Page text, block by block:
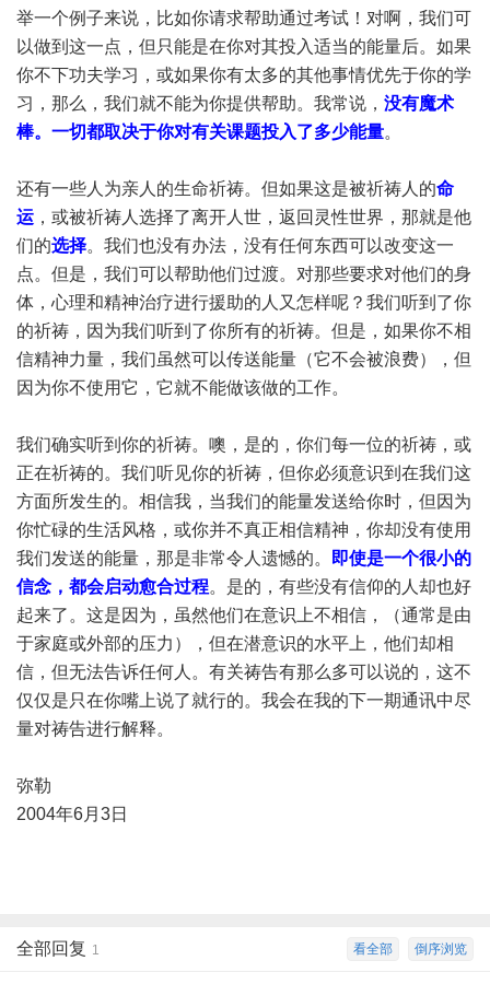
举一个例子来说，比如你请求帮助通过考试！对啊，我们可
以做到这一点，但只能是在你对其投入适当的能量后。如果
你不下功夫学习，或如果你有太多的其他事情优先于你的学
习，那么，我们就不能为你提供帮助。我常说， 没有魔术
棒。一切都取决于你对有关课题投入了多少能量。
还有一些人为亲人的生命祈祷。但如果这是被祈祷人的命
运 ，或被祈祷人选择了离开人世，返回灵性世界，那就是他
们的选择。我们也没有办法，没有任何东西可以改变这一
点。但是，我们可以帮助他们过渡。对那些要求对他们的身
体，心理和精神治疗进行援助的人又怎样呢？我们听到了你
的祈祷，因为我们听到了你所有的祈祷。但是，如果你不相
信精神力量，我们虽然可以传送能量（它不会被浪费），但
因为你不使用它，它就不能做该做的工作。
我们确实听到你的祈祷。噢，是的，你们每一位的祈祷，或
正在祈祷的。我们听见你的祈祷，但你必须意识到在我们这
方面所发生的。相信我，当我们的能量发送给你时，但因为
你忙碌的生活风格，或你并不真正相信精神，你却没有使用
我们发送的能量，那是非常令人遗憾的。
即使是一个很小的
信念，都会启动愈合过程。是的，有些没有信仰的人却也好
起来了。这是因为，虽然他们在意识上不相信，（通常是由
于家庭或外部的压力），但在潜意识的水平上，他们却相
信，但无法告诉任何人。有关祷告有那么多可以说的，这不
仅仅是只在你嘴上说了就行的。我会在我的下一期通讯中尽
量对祷告进行解释。
弥勒
2004年6月3日
倒序浏览
看全部
全部回复 1